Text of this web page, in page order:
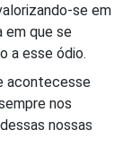
se em
em que se
a esse ódio.
acontecesse
nos
nossas